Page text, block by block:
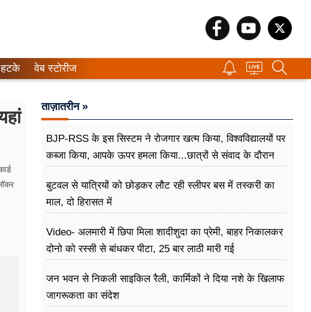
हटके वेब स्टोरीज
ताज़ातरीन »
BJP-RSS के इस सिस्टम ने रोजगार खत्म किया, विश्वविद्यालयों पर
कब्जा किया, आपके ऊपर हमला किया...छात्रों से संवाद के दौरान
बुटवल से यात्रियों को छोड़कर लौट रही स्लीपर बस में तस्करी का
माल, दो हिरासत में
Video- अलमारी में छिपा मिला शादीशुदा का प्रेमी, बाहर निकालकर
दोनो को रस्सी से बांधकर पीटा, 25 बार लाठी मारी गई
जन भवन से निकली साइकिल रैली, कार्मिकों ने दिया नशे के खिलाफ
जागरूकता का संदेश